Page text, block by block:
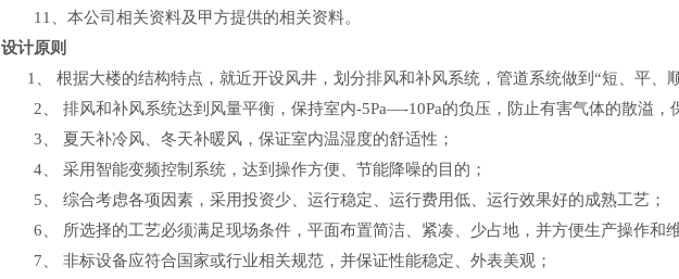
11、本公司相关资料及甲方提供的相关资料。
设计原则
1、 根据大楼的结构特点，就近开设风井，划分排风和补风系统，管道系统做到“短、平
2、 排风和补风系统达到风量平衡，保持室内-5Pa—-10Pa的负压，防止有害气体的散
3、 夏天补冷风、冬天补暖风，保证室内温湿度的舒适性；
4、 采用智能变频控制系统，达到操作方便、节能降噪的目的；
5、 综合考虑各项因素，采用投资少、运行稳定、运行费用低、运行效果好的成熟工艺
6、 所选择的工艺必须满足现场条件，平面布置简洁、紧凑、少占地，并方便生产操作
7、 非标设备应符合国家或行业相关规范，并保证性能稳定、外表美观；